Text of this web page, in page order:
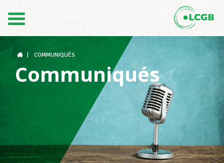
DE
Structures syndicales
COMMUNIQUÉS
Communiqués